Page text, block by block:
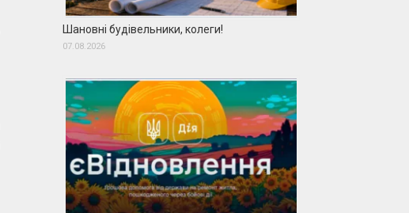
Шановні будівельники, колеги!
07.08.2026